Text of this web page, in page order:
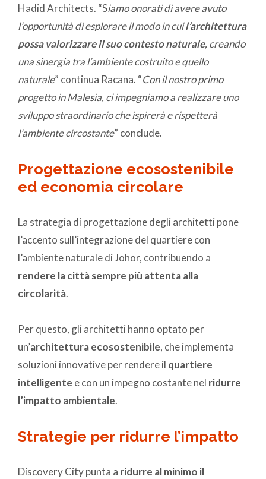
Hadid Architects. “Siamo onorati di avere avuto
l’opportunità di esplorare il modo in cuil’architettura
possa valorizzare il suo contesto naturale, creando
una sinergia tra l’ambiente costruito e quello
naturale” continua Racana. “Con il nostro primo
progetto in Malesia, ci impegniamo a realizzare uno
sviluppo straordinario che ispirerà e rispetterà
l’ambiente circostante” conclude.
Progettazione ecosostenibile
ed economia circolare
La strategia di progettazione degli architetti pone
l’accento sull’integrazione del quartiere con
l’ambiente naturale di Johor, contribuendo a
rendere la città sempre più attenta alla
circolarità.
Per questo, gli architetti hanno optato per
un’architettura ecosostenibile, che implementa
soluzioni innovative per rendere il quartiere
intelligente e con un impegno costante nel ridurre
l’impatto ambientale.
Strategie per ridurre l’impatto
Discovery City punta a ridurre al minimo il